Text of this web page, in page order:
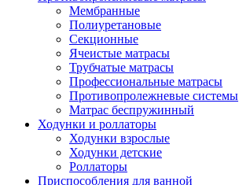
Мембранные
Полиуретановые
Секционные
Ячеистые матрасы
Трубчатые матрасы
Профессиональные матрасы
Противопролежневые системы
Матрас беспружинный
Ходунки и роллаторы
Ходунки взрослые
Ходунки детские
Роллаторы
Приспособления для ванной